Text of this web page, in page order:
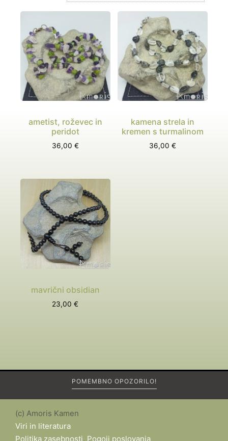
ametist, roževec in
peridot
36,00 €
kamena strela in
kremen s turmalinom
36,00€
mavrični obsidian
23,00€
POMEMBNO OPOZORILO!
(c) Amoris Kamen
Viri in literatura
Politika zasebnosti, Pogoji poslovanja